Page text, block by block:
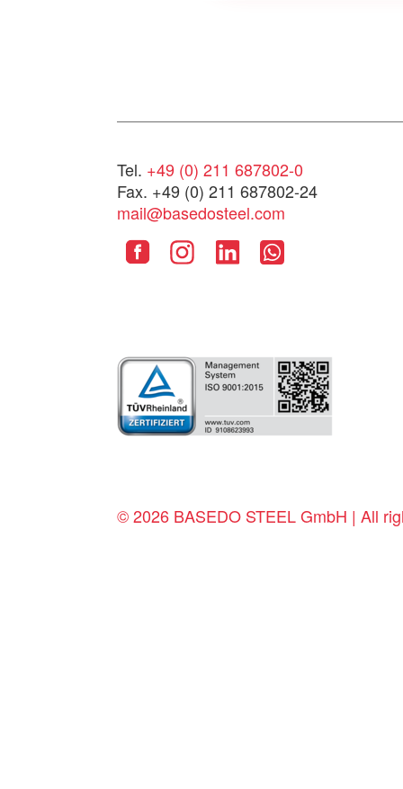
Tel. +49 (0) 211 687802-0
Fax. +49 (0) 211 687802-24
mail@basedosteel.com
© 2026 BASEDO STEEL GmbH | All